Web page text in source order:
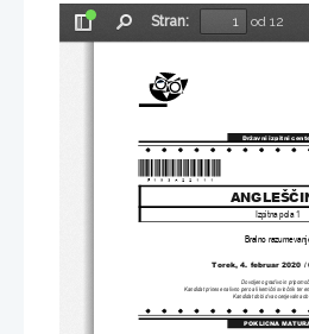
Preklopi
Stran:
od 12
Torek, 4. februar 2020 /
Dovoljeno gradivo in
Kandidat prinese nalivno pero ali kemični svinčnik ter
Kandidat dobi dva ocenjevalna
Bralno
Izpitna pola 1
Državni izpitni
POKLICNA